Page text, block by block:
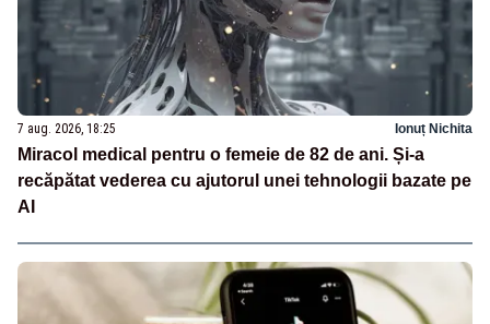
7 aug. 2026, 18:25 Ionuț Nichita
Miracol medical pentru o femeie de 82 de ani. Și-a
recăpătat vederea cu ajutorul unei tehnologii bazate pe
AI